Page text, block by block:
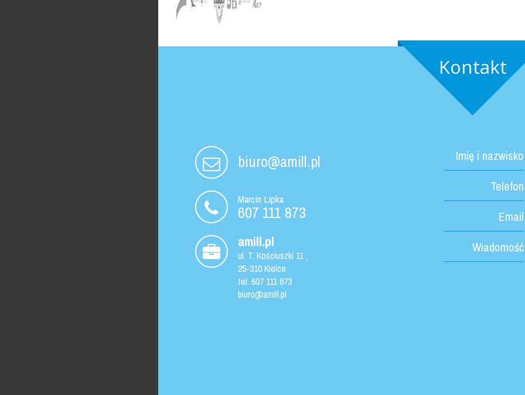
Strona www zlobekbajkakielce.pl
Projekt i wdrożenie strony
dodatkowo wersja
Kontakt
biuro@amill.pl
Marcin Lipka
607 111 873
amill.pl
ul. T. Kościuszki 11,
25-310Kielce
tel. 607 111 873
biuro@amill.pl
Imię i nazwisko
Telefon
Email
Wiadomość